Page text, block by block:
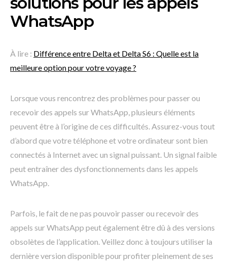
WhatsApp
À lire : Différence entre Delta et Delta S6 : Quelle est la
meilleure option pour votre voyage ?
Lorsque vous rencontrez des problèmes pour passer ou
recevoir des appels sur WhatsApp, plusieurs éléments
peuvent être à l’origine de ces difficultés. Assurez-vous tout
d’abord que votre téléphone et votre ordinateur sont bien
connectés à Internet avec un signal puissant. Un signal faible
peut entraîner des dysfonctionnements dans les appels
WhatsApp.
Parfois, le fait de ne pas pouvoir passer ou recevoir des
appels sur WhatsApp peut également être dû à des versions
obsolètes de l’application. Veillez donc à toujours utiliser la
dernière version disponible pour profiter pleinement de ses